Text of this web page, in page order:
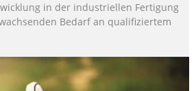
in der industriellen Fertigung
Bedarf an qualifiziertem